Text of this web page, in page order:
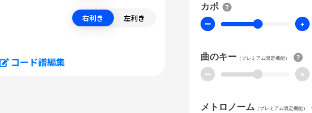
右利き 左利き
コード譜編集
カポ
ー +
曲のキー （プレミアム限定機能）
ー +
メトロノーム （プレミアム限定機能）